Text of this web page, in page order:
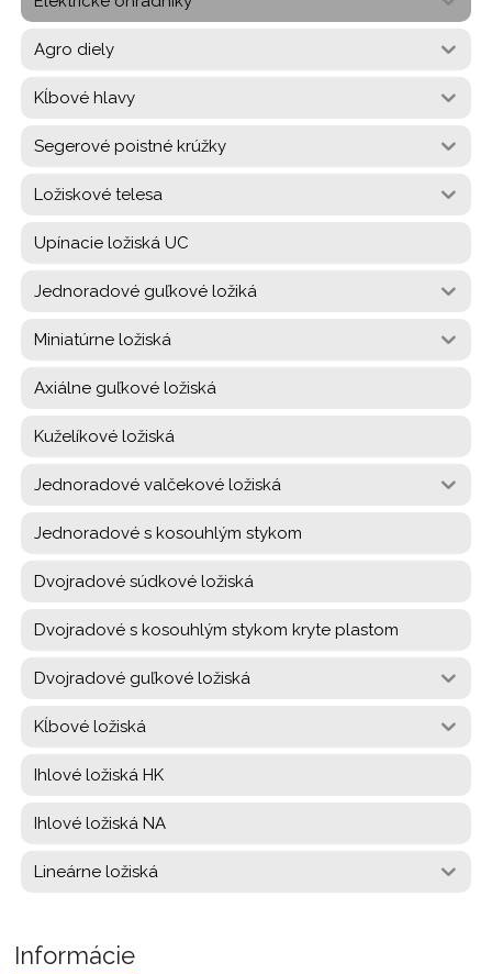
Agro diely
Kĺbové hlavy
Segerové poistné krúžky
Ložiskové telesa
Upínacie ložiská UC
Jednoradové guľkové ložiká
Miniatúrne ložiská
Axiálne guľkové ložiská
Kuželíkové ložiská
Jednoradové valčekové ložiská
Jednoradové s kosouhlým stykom
Dvojradové súdkové ložiská
Dvojradové s kosouhlým stykom kryte plastom
Dvojradové guľkové ložiská
Kĺbové ložiská
Ihlové ložiská HK
Ihlové ložiská NA
Lineárne ložiská
Informácie